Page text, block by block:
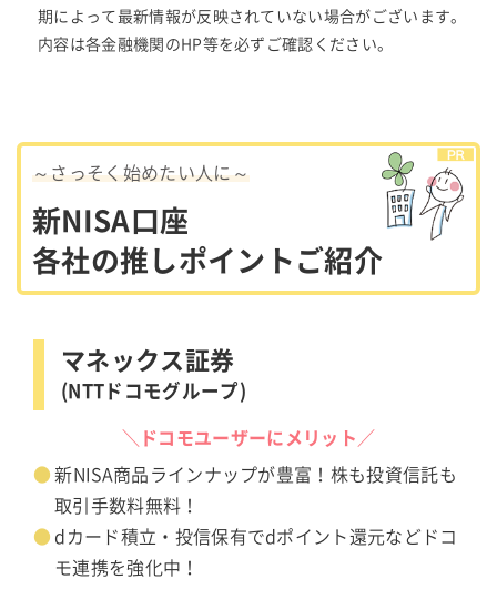
期によって最新情報が反映されていない場合がございます。
内容は各金融機関のHP等を必ずご確認ください。
～さっそく始めたい人に～
新NISA口座
各社の推しポイントご紹介
マネックス証券
(NTTドコモグループ)
＼ドコモユーザーにメリット／
新NISA商品ラインナップが豊富！株も投資信託も
取引手数料無料！
dカード積立・投信保有でdポイント還元などドコ
モ連携を強化中！